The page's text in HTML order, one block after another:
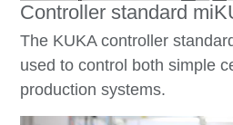
Controller standard
The KUKA controller
used to control both simple
production systems.